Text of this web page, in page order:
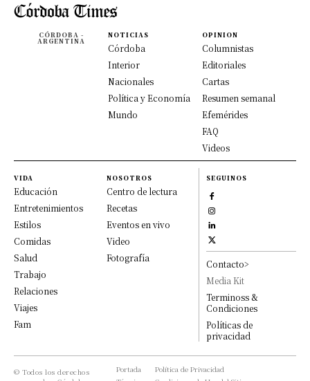
CÓRDOBA -
ARGENTINA
NOTICIAS
Córdoba
Interior
Nacionales
Política y Economía
Mundo
OPINION
Columnistas
Editoriales
Cartas
Resumen semanal
Efemérides
FAQ
Videos
VIDA
Educación
Entretenimientos
Estilos
Comidas
Salud
Trabajo
Relaciones
Viajes
Fam
NOSOTROS
Centro de lectura
Recetas
Eventos en vivo
Video
Fotografía
SEGUINOS
Contacto>
Media Kit
Terminoss &
Condiciones
Políticas de
privacidad
© Todos los derechos
Portada
Política de Privacidad